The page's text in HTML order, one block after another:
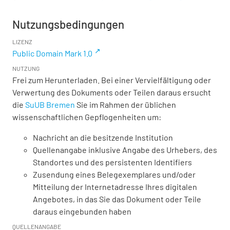
Nutzungsbedingungen
LIZENZ
Public Domain Mark 1.0
NUTZUNG
Frei zum Herunterladen. Bei einer Vervielfältigung oder
Verwertung des Dokuments oder Teilen daraus ersucht
die SuUB Bremen Sie im Rahmen der üblichen
wissenschaftlichen Gepflogenheiten um:
Nachricht an die besitzende Institution
Quellenangabe inklusive Angabe des Urhebers, des
Standortes und des persistenten Identifiers
Zusendung eines Belegexemplares und/oder
Mitteilung der Internetadresse Ihres digitalen
Angebotes, in das Sie das Dokument oder Teile
daraus eingebunden haben
QUELLENANGABE